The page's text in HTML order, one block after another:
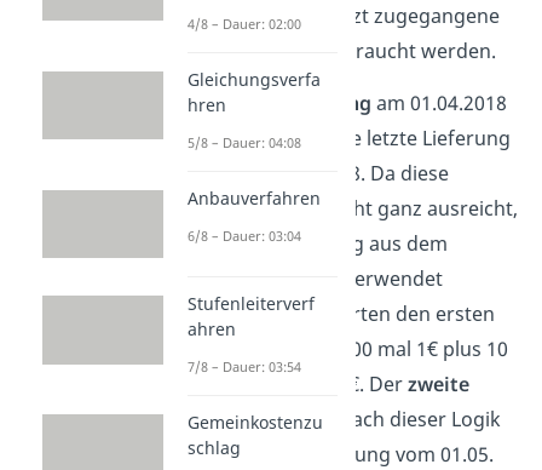
Prinzip, dass zuletzt zugegangene
Waren zuerst verbraucht werden.
Vom
ersten Abgang am 01.04.2018
aus gesehen ist die letzte Lieferung
die vom 01.02.2018. Da diese
Lieferung aber nicht ganz ausreicht,
müssen noch 10 kg aus dem
verwendet
werden. Wir bewerten den ersten
Abgang also mit 100 mal 1€ plus 10
mal 2€ gleich 120 €. Derzweite
Abgangstammt nach dieser Logik
also aus der Lieferung vom 01.05.
4/8 – Dauer: 02:00
Gleichungsverfa
hren
5/8 – Dauer: 04:08
Anbauverfahren
6/8 – Dauer: 03:04
Stufenleiterverf
ahren
7/8 – Dauer: 03:54
Gemeinkostenzu
schlag